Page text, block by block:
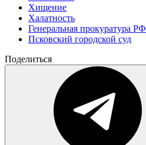
Хищение
Халатность
Генеральная прокуратура РФ
Псковский городской суд
Поделиться